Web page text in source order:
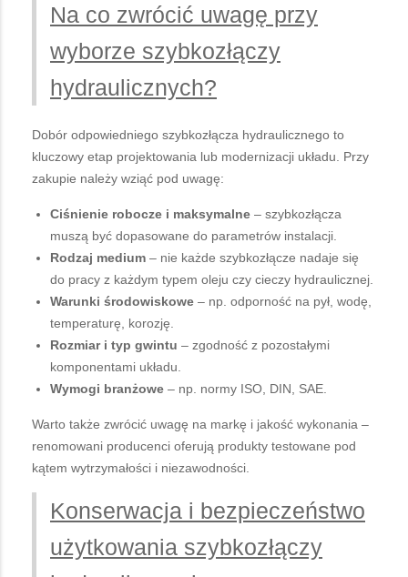
Na co zwrócić uwagę przy
wyborze szybkozłączy
hydraulicznych?
Dobór odpowiedniego szybkozłącza hydraulicznego to
kluczowy etap projektowania lub modernizacji układu. Przy
zakupie należy wziąć pod uwagę:
Ciśnienie robocze i maksymalne – szybkozłącza
muszą być dopasowane do parametrów instalacji.
Rodzaj medium – nie każde szybkozłącze nadaje się
do pracy z każdym typem oleju czy cieczy hydraulicznej.
Warunki środowiskowe – np. odporność na pył, wodę,
temperaturę, korozję.
Rozmiar i typ gwintu – zgodność z pozostałymi
komponentami układu.
Wymogi branżowe – np. normy ISO, DIN, SAE.
Warto także zwrócić uwagę na markę i jakość wykonania –
renomowani producenci oferują produkty testowane pod
kątem wytrzymałości i niezawodności.
Konserwacja i bezpieczeństwo
użytkowania szybkozłączy